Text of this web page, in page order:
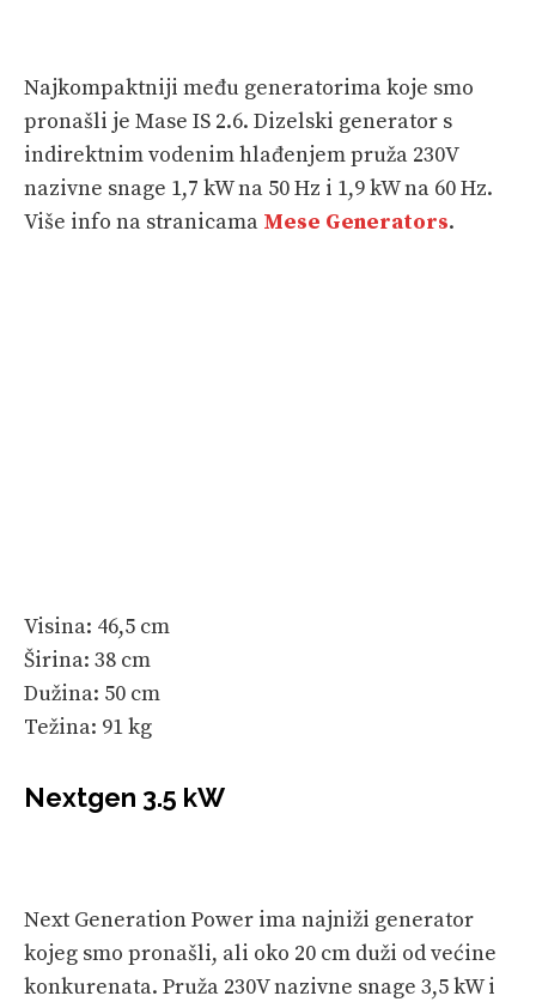
Najkompaktniji među generatorima koje smo
pronašli je Mase IS 2.6. Dizelski generator s
indirektnim vodenim hlađenjem pruža 230V
nazivne snage 1,7 kW na 50 Hz i 1,9 kW na 60 Hz.
Više info na stranicama Mese Generators.
Visina: 46,5 cm
Širina: 38 cm
Dužina: 50 cm
Težina: 91 kg
Nextgen 3.5 kW
Next Generation Power ima najniži generator
kojeg smo pronašli, ali oko 20 cm duži od većine
konkurenata. Pruža 230V nazivne snage 3,5 kW i